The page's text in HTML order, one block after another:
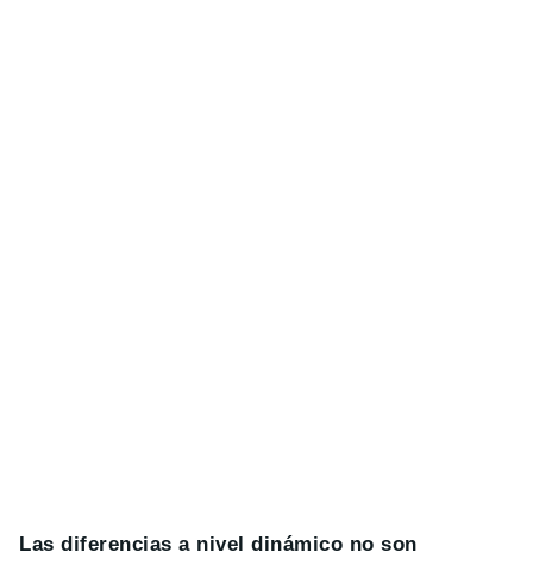
Las diferencias a nivel dinámico no son